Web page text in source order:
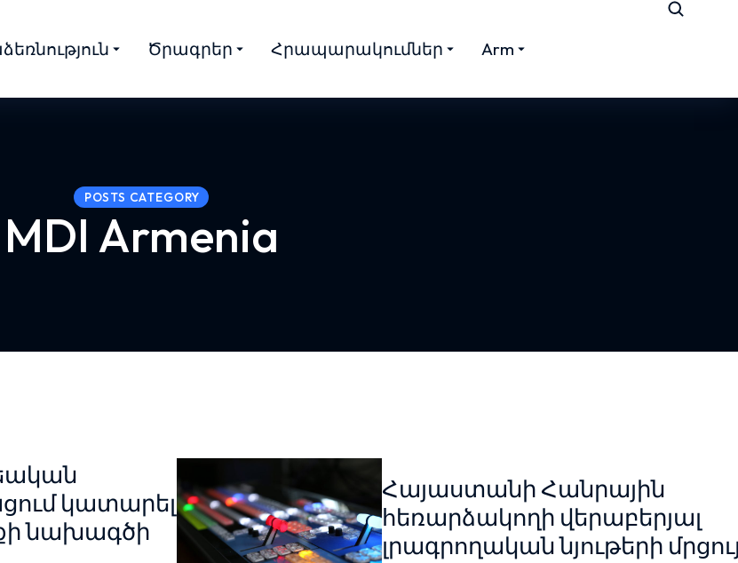
Ծրագրեր Հրապարակումներ Arm
POSTS CATEGORY
MDI Armenia
կատարելու
նախագծի
Հայաստանի Հանրային
հեռարձակողի վերաբերյալ
լրագրողական նյութերի